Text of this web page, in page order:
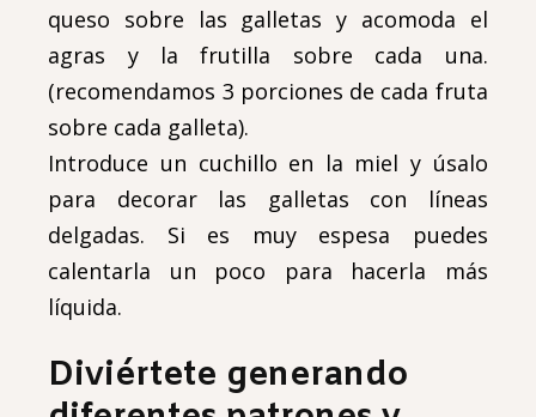
queso sobre las galletas y acomoda el
agras y la frutilla sobre cada una.
(recomendamos 3 porciones de cada fruta
sobre cada galleta).
Introduce un cuchillo en la miel y úsalo
para decorar las galletas con líneas
delgadas. Si es muy espesa puedes
calentarla un poco para hacerla más
líquida.
Diviértete generando